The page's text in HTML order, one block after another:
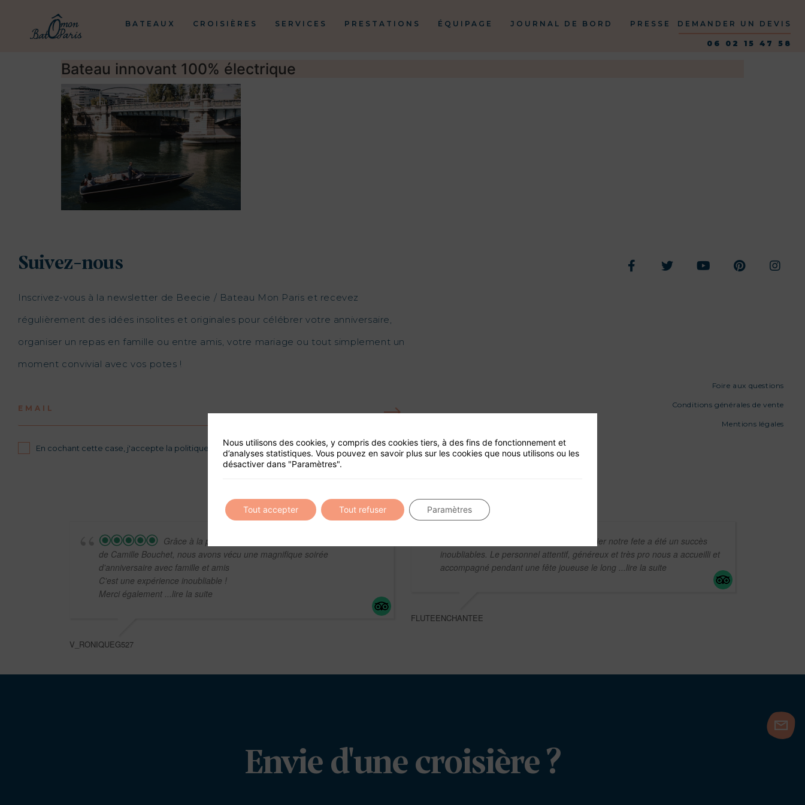
BATEAUX CROISIÈRES SERVICES PRESTATIONS ÉQUIPAGE JOURNAL DE BORD PRESSE DEMANDER UN DEVIS
06 02 15 47 58
Bateau innovant 100% électrique
Suivez-nous
Inscrivez-vous à la newsletter de Beecie / Bateau Mon Paris et recevez
régulièrement des idées insolites et originales pour célébrer votre anniversaire,
organiser un repas en famille ou entre amis, votre mariage ou tout simplement un
moment convivial avec vos potes !
EMAIL
En cochant cette case, j'accepte la politique de confidentialité de ce site
Foire aux questions
Conditions générales de vente
Mentions légales
Grâce à la parfaite organisation et à l'accueil chaleureux
de Camille Bouchet, nous avons vécu une magnifique soirée
d'anniversaire avec famille et amis
C'est une expérience inoubliable !
Merci également ...lire la suite
V_RONIQUEG527
Dans le bateau le Canotier notre fete a été un succès
inoubliables. Le personnel attentif, généreux et très pro nous a accueilli et
accompagné pendant une fête joueuse le long ...lire la suite
FLUTEENCHANTEE
Envie d'une croisière ?
Nous utilisons des cookies, y compris des cookies tiers, à des fins de fonctionnement et
d’analyses statistiques. Vous pouvez en savoir plus sur les cookies que nous utilisons ou les
désactiver dans "Paramètres".
Tout accepter Tout refuser Paramètres